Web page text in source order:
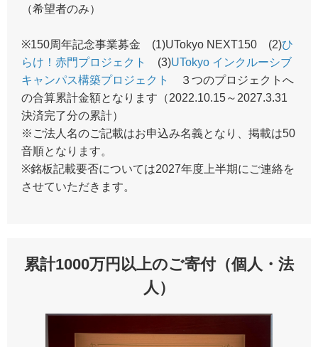
（希望者のみ）
※150周年記念事業募金 (1)UTokyo NEXT150 (2)ひ
らけ！赤門プロジェクト
(3)UTokyo インクルーシブ
キャンパス構築プロジェクト
３つのプロジェクトへ
の合算累計金額となります（2022.10.15～2027.3.31
決済完了分の累計）
※ご法人名のご記載はお申込み名義となり、掲載は50
音順となります。
※銘板記載要否については2027年度上半期にご連絡を
させていただきます。
累計1000万円以上のご寄付（個人・法
人）